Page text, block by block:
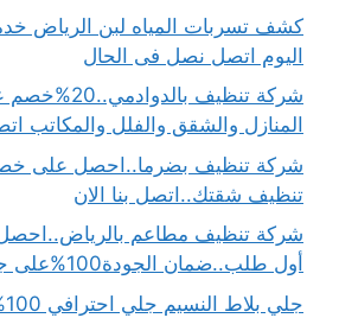
اليوم اتصل نصل فى الحال
شركة تنظيف
المنازل والشقق والفلل والمكاتب
تنظيف شقتك..اتصل بنا الان
أول طلب..ضمان الجودة100%على جميع الخدمات